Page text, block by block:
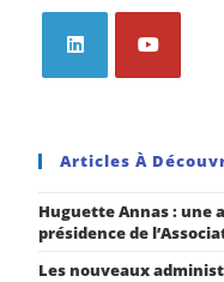
Articles À
Huguette Annas : une
présidence de
Les nouveaux